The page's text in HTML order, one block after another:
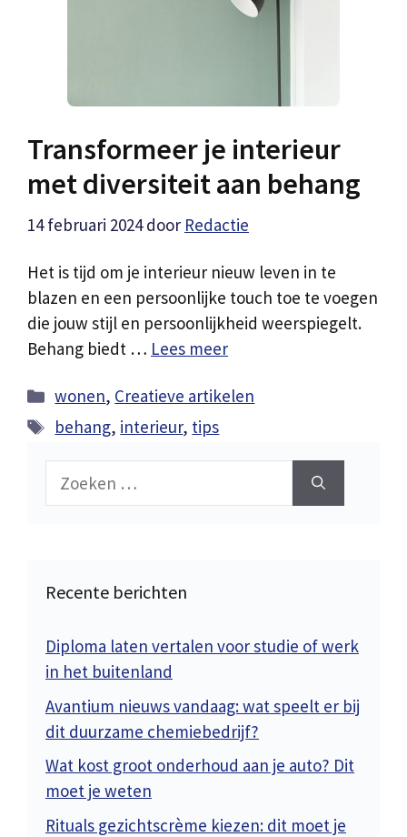
Transformeer je interieur
met diversiteit aan behang
14 februari 2024 door Redactie
Het is tijd om je interieur nieuw leven in te
blazen en een persoonlijke touch toe te voegen
die jouw stijl en persoonlijkheid weerspiegelt.
Behang biedt … Lees meer
Categorieën
wonen, Creatieve artikelen
Tags
behang, interieur, tips
Zoek
Recente berichten
Diploma laten vertalen voor studie of werk
in het buitenland
Avantium nieuws vandaag: wat speelt er bij
dit duurzame chemiebedrijf?
Wat kost groot onderhoud aan je auto? Dit
moet je weten
Rituals gezichtscrème kiezen: dit moet je